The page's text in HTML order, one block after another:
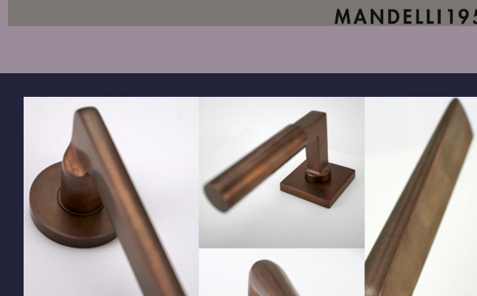
Mandelli
Coupe
COLLECTIE